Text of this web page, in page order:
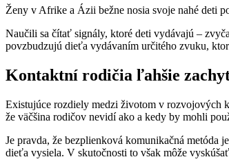
Ženy v Afrike a Ázii bežne nosia svoje nahé deti
Naučili sa čítať signály, ktoré deti vydávajú –
povzbudzujú dieťa vydávaním určitého zvuku,
Kontaktní rodičia ľahšie
Existujúce rozdiely medzi životom v rozvojových
že väčšina rodičov nevidí ako a kedy by mohli
Je pravda, že bezplienková komunikačná metóda
dieťa vysiela. V skutočnosti to však môže